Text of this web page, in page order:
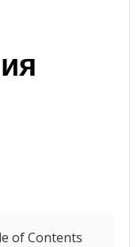
of Contents